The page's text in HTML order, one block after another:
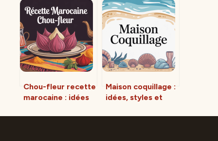
facile, dorée et
parfaitement
croustillante
personnalité et
influences
culturelles
Chou-fleur recette
marocaine : idées
savoureuses et
Maison coquillage :
idées, styles et
intérieur inspiré de